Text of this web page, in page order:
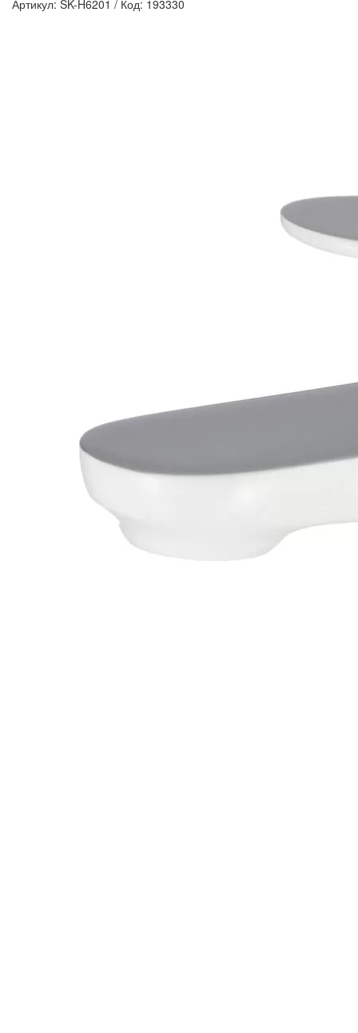
Артикул: SK-H6201 / Код: 193330